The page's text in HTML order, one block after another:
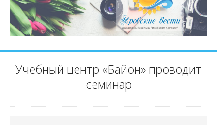
Учебный центр «Байон» проводит
семинар